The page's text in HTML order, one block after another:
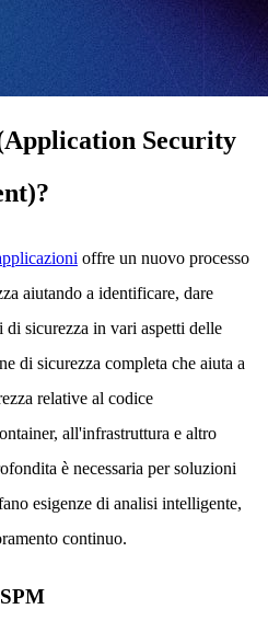
Security
offre un nuovo processo
aiutando a identificare, dare
sicurezza in vari aspetti delle
di sicurezza completa che aiuta a
relative al codice
all'infrastruttura e altro
è necessaria per soluzioni
esigenze di analisi intelligente,
continuo.